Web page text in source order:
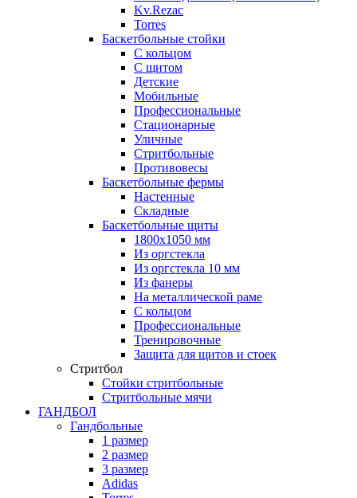
Kv.Rezac
Torres
Баскетбольные стойки
С кольцом
С щитом
Детские
Мобильные
Профессиональные
Стационарные
Уличные
Стритбольные
Противовесы
Баскетбольные фермы
Настенные
Складные
Баскетбольные щиты
1800х1050 мм
Из оргстекла
Из оргстекла 10 мм
Из фанеры
На металлической раме
С кольцом
Профессиональные
Тренировочные
Защита для щитов и стоек
Стритбол
Стойки стритбольные
Стритбольные мячи
ГАНДБОЛ
Гандбольные
1 размер
2 размер
3 размер
Adidas